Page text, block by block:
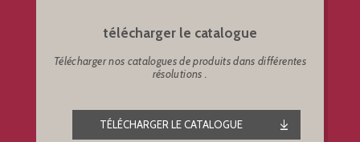
télécharger le catalogue
Télécharger nos catalogues de produits dans différentes
résolutions .
TÉLÉCHARGER LE CATALOGUE